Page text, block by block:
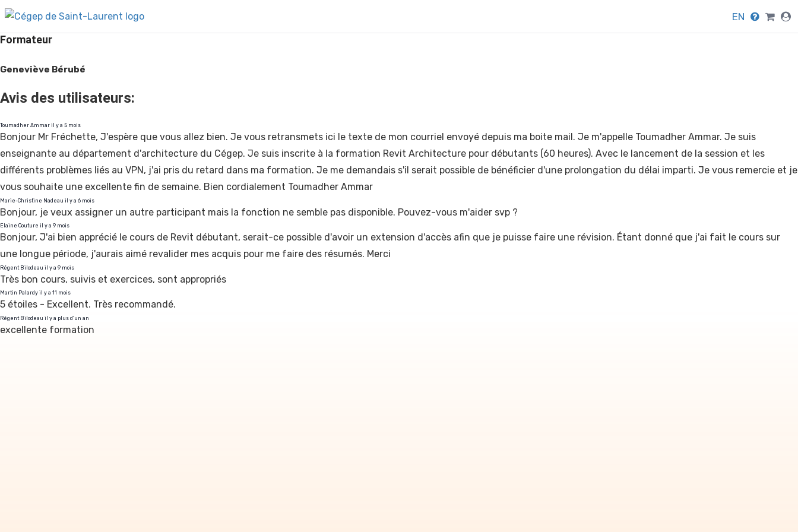
EN
Formateur
Geneviève Bérubé
Avis des utilisateurs:
Toumadher Ammar il y a 5 mois
Bonjour Mr Fréchette, J'espère que vous allez bien. Je vous retransmets ici le texte de mon courriel envoyé depuis ma boite mail. Je m'appelle Toumadher Ammar. Je suis
enseignante au département d'architecture du Cégep. Je suis inscrite à la formation Revit Architecture pour débutants (60 heures). Avec le lancement de la session et les
différents problèmes liés au VPN, j'ai pris du retard dans ma formation. Je me demandais s'il serait possible de bénéficier d'une prolongation du délai imparti. Je vous remercie et je
vous souhaite une excellente fin de semaine. Bien cordialement Toumadher Ammar
Marie-Christine Nadeau il y a 6 mois
Bonjour, je veux assigner un autre participant mais la fonction ne semble pas disponible. Pouvez-vous m'aider svp ?
Elaine Couture il y a 9 mois
Bonjour, J'ai bien apprécié le cours de Revit débutant, serait-ce possible d'avoir un extension d'accès afin que je puisse faire une révision. Étant donné que j'ai fait le cours sur
une longue période, j'aurais aimé revalider mes acquis pour me faire des résumés. Merci
Régent Bilodeau il y a 9 mois
Très bon cours, suivis et exercices, sont appropriés
Martin Palardy il y a 11 mois
5 étoiles - Excellent. Très recommandé.
Régent Bilodeau il y a plus d'un an
excellente formation